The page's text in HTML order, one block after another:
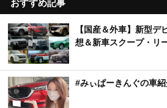
おすすめ記事
【国産＆外車】新型デ
想＆新車スクープ・リ
#みぃぱーきんぐの車